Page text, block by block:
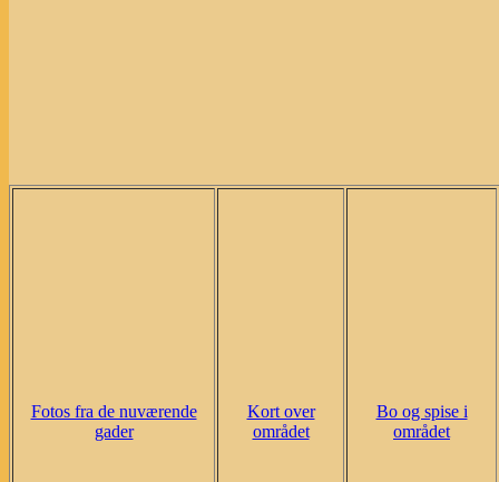
Fotos fra de nuværende
gader
Kort over
området
Bo og spise i
området